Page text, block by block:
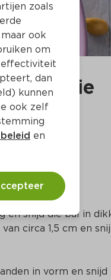
en salie
en snijd die bal in
circa 1,5 cm en
in vorm en
zoals
ook
om
effectiviteit
dan
kunnen
ook zelf
en